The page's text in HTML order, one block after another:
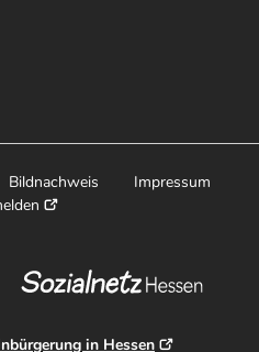
Bildnachweis
Impressum
in Hessen